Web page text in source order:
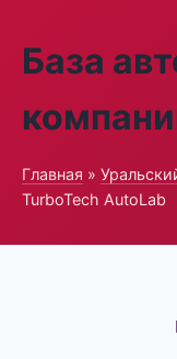
База
Главная »
TurboTech AutoLab